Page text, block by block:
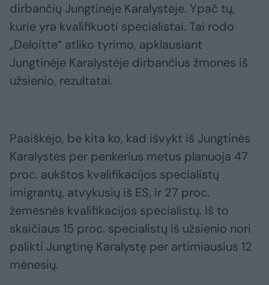
dirbančių Jungtinėje Karalystėje. Ypač tų,
kurie yra kvalifikuoti specialistai. Tai rodo
„Deloitte“ atliko tyrimo, apklausiant
Jungtinėje Karalystėje dirbančius žmones iš
užsienio, rezultatai.
Paaiškėjo, be kita ko, kad išvykt iš Jungtinės
Karalystės per penkerius metus planuoja 47
proc. aukštos kvalifikacijos specialistų
imigrantų, atvykusių iš ES, ir 27 proc.
žemesnės kvalifikacijos specialistų. Iš to
skaičiaus 15 proc. specialistų iš užsienio nori
palikti Jungtinę Karalystę per artimiausius 12
mėnesių.